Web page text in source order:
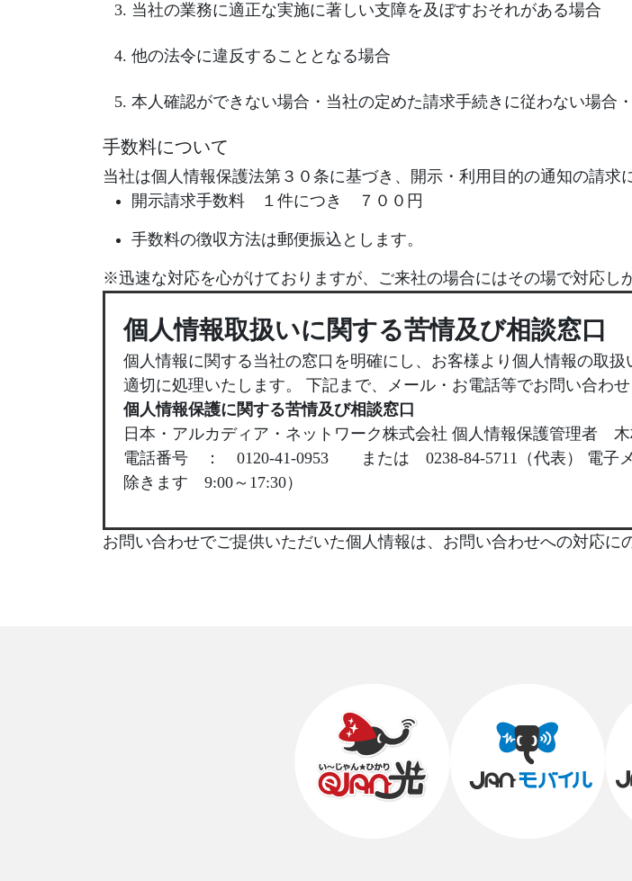
当社の業務に適正な実施に著しい支障を及ぼすおそれがある場合
他の法令に違反することとなる場合
本人確認ができない場合・当社の定めた請求手続きに従わない場合
手数料について
当社は個人情報保護法第３０条に基づき、開示・利用目的の通知の請求
開示請求手数料 １件につき ７００円
手数料の徴収方法は郵便振込とします。
※迅速な対応を心がけておりますが、ご来社の場合にはその場で対応し
個人情報取扱いに関する苦情及び相談窓口
個人情報に関する当社の窓口を明確にし、お客様より個人情報の取
適切に処理いたします。 下記まで、メール・お電話等でお問い合わせ
個人情報保護に関する苦情及び相談窓口
日本・アルカディア・ネットワーク株式会社 個人情報保護管
電話番号 ： 0120-41-0953 または 0238-84-5711（代表） 電子
除きます 9:00～17:30）
お問い合わせでご提供いただいた個人情報は、お問い合わせへの対応に